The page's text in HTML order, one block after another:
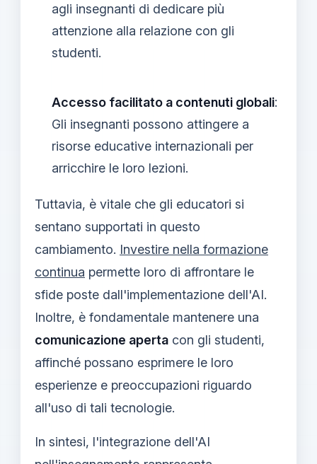
agli insegnanti di dedicare più
attenzione alla relazione con gli
studenti.
Accesso facilitato a contenuti globali:
Gli insegnanti possono attingere a
risorse educative internazionali per
arricchire le loro lezioni.
Tuttavia, è vitale che gli educatori si
sentano supportati in questo
cambiamento. Investire nella formazione
continua permette loro di affrontare le
sfide poste dall'implementazione dell'AI.
Inoltre, è fondamentale mantenere una
comunicazione aperta con gli studenti,
affinché possano esprimere le loro
esperienze e preoccupazioni riguardo
all'uso di tali tecnologie.
In sintesi, l'integrazione dell'AI